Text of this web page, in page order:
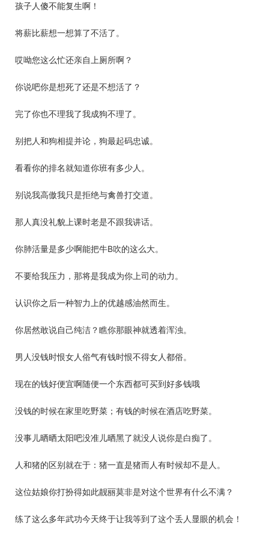
孩子人傻不能复生啊！
将薪比薪想一想算了不活了。
哎呦您这么忙还亲自上厕所啊？
你说吧你是想死了还是不想活了？
完了你也不理我了我成狗不理了。
别把人和狗相提并论，狗最起码忠诚。
看看你的排名就知道你班有多少人。
别说我高傲我只是拒绝与禽兽打交道。
那人真没礼貌上课时老是不跟我讲话。
你肺活量是多少啊能把牛B吹的这么大。
不要给我压力，那将是我成为你上司的动力。
认识你之后一种智力上的优越感油然而生。
你居然敢说自己纯洁？瞧你那眼神就透着浑浊。
男人没钱时恨女人俗气有钱时恨不得女人都俗。
现在的钱好便宜啊随便一个东西都可买到好多钱哦
没钱的时候在家里吃野菜；有钱的时候在酒店吃野菜。
没事儿晒晒太阳吧没准儿晒黑了就没人说你是白痴了。
人和猪的区别就在于：猪一直是猪而人有时候却不是人。
这位姑娘你打扮得如此靓丽莫非是对这个世界有什么不满？
练了这么多年武功今天终于让我等到了这个丢人显眼的机会！